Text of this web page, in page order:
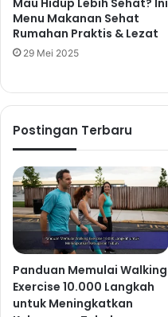
Mau Hidup Lebih Sehat? Ini
Menu Makanan Sehat
Rumahan Praktis & Lezat
29 Mei 2025
Postingan Terbaru
Panduan Memulai Walking
Exercise 10.000 Langkah
untuk Meningkatkan